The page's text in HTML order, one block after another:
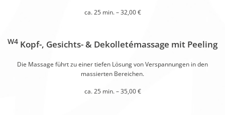
ca. 25 min. – 32,00 €
W4 Kopf-, Gesichts- & Dekolletémassage mit Peeling
Die Massage führt zu einer tiefen Lösung von Verspannungen in den
massierten Bereichen.
ca. 25 min. – 35,00 €